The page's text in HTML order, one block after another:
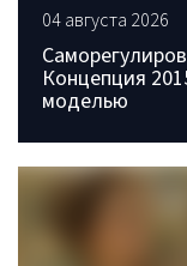
04 августа 2026
Концепция
моделью